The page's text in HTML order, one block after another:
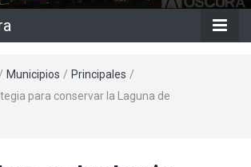
/ Municipios / Principales /
para conservar la Laguna de